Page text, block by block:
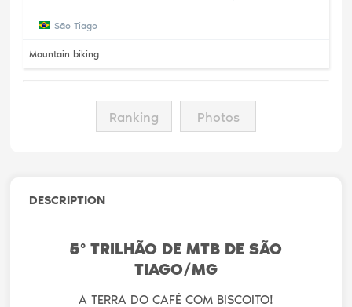
São Tiago
Mountain biking
Ranking Photos
DESCRIPTION
5º TRILHÃO DE MTB DE SÃO
TIAGO/MG
A TERRA DO CAFÉ COM BISCOITO!